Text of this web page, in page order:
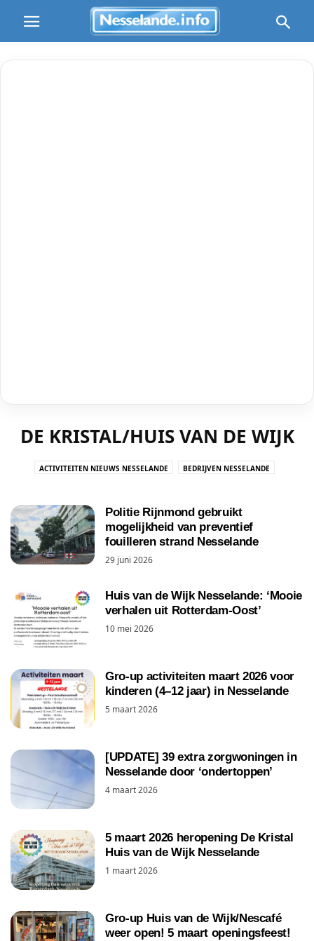
DE KRISTAL/HUIS VAN DE WIJK
ACTIVITEITEN NIEUWS NESSELANDE
BEDRIJVEN NESSELANDE
GEMEENTE #RAAD010
NESSELANDE INFO NIEUWS UIT ROTTERDAM NESSELANDE
NESSELANDETV
OMGEVING NESSELANDE
ONDERWIJS NESSELANDE
OPGEVALLEN IN NESSELANDE
OPINIE/COLUMN
WINKELCENTRUM NESSELANDE BOULEVARD
Politie Rijnmond gebruikt
mogelijkheid van preventief
fouilleren strand Nesselande
29 juni 2026
Huis van de Wijk Nesselande: ‘Mooie
verhalen uit Rotterdam-Oost’
10 mei 2026
Gro-up activiteiten maart 2026 voor
kinderen (4–12 jaar) in Nesselande
5 maart 2026
[UPDATE] 39 extra zorgwoningen in
Nesselande door ‘ondertoppen’
4 maart 2026
5 maart 2026 heropening De Kristal
Huis van de Wijk Nesselande
1 maart 2026
Gro-up Huis van de Wijk/Nescafé
weer open! 5 maart openingsfeest!